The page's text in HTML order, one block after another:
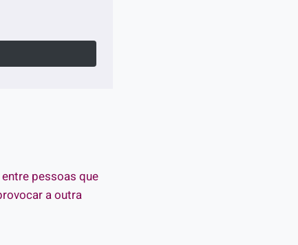
pessoas que
a outra